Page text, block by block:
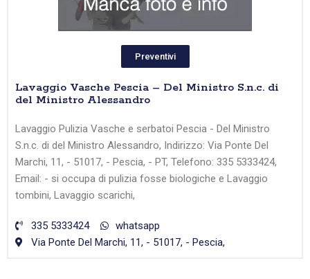
Preventivi
Lavaggio Vasche Pescia – Del Ministro S.n.c. di
del Ministro Alessandro
Lavaggio Pulizia Vasche e serbatoi Pescia - Del Ministro
S.n.c. di del Ministro Alessandro, Indirizzo: Via Ponte Del
Marchi, 11, - 51017, - Pescia, - PT, Telefono: 335 5333424,
Email: - si occupa di pulizia fosse biologiche e Lavaggio
tombini, Lavaggio scarichi,
335 5333424
whatsapp
Via Ponte Del Marchi, 11, - 51017, - Pescia,